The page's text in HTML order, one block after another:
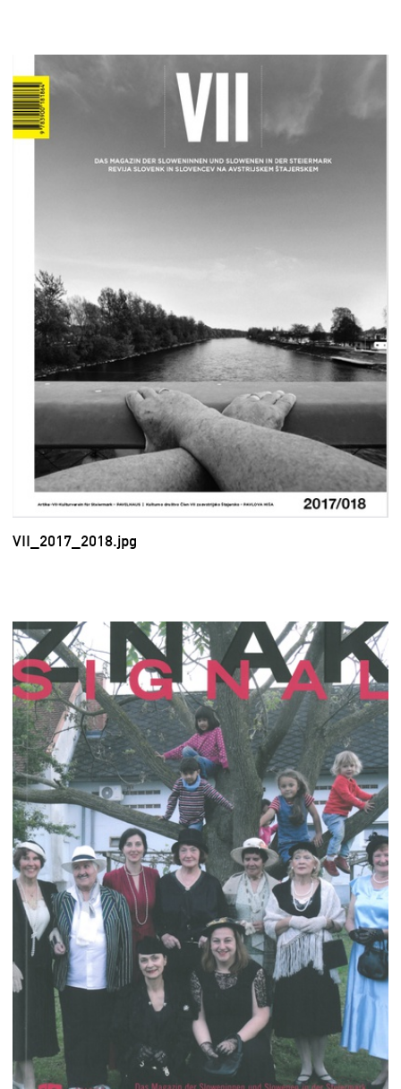
VII_2017_2018.jpg